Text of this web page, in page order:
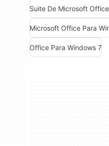
Suite De Microsoft
Microsoft Office Para
Office Para Windows 7